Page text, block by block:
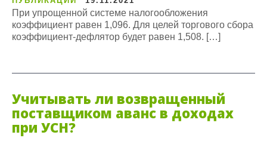
При упрощенной системе налогообложения
коэффициент равен 1,096. Для целей торгового сбора
коэффициент-дефлятор будет равен 1,508. […]
Учитывать ли возвращенный
поставщиком аванс в доходах
при УСН?